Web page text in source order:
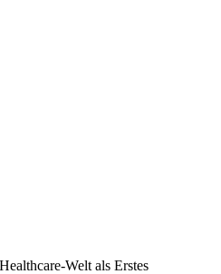
Welt als Erstes